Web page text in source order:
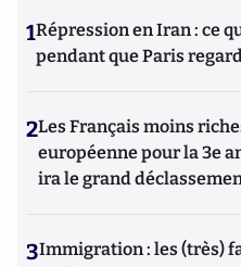
1Répression en Iran : ce
pendant que Paris
2Les Français moins
européenne pour la 3e
ira le grand
3Immigration : les (très)